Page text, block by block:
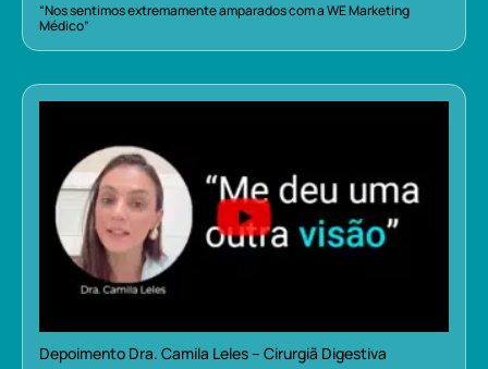
“Nos sentimos extremamente amparados com a WE Marketing
Médico”
Depoimento Dra. Camila Leles – Cirurgiã Digestiva